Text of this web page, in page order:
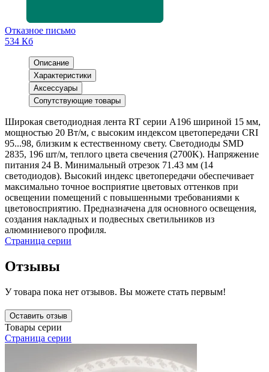
Отказное письмо
534 Кб
Описание
Характеристики
Аксессуары
Сопутствующие товары
Широкая светодиодная лента RT серии A196 шириной 15 мм,
мощностью 20 Вт/м, с высоким индексом цветопередачи CRI
95...98, близким к естественному свету. Светодиоды SMD
2835, 196 шт/м, теплого цвета свечения (2700K). Напряжение
питания 24 В. Минимальный отрезок 71.43 мм (14
светодиодов). Высокий индекс цветопередачи обеспечивает
максимально точное восприятие цветовых оттенков при
освещении помещений с повышенными требованиями к
цветовосприятию. Предназначена для основного освещения,
создания накладных и подвесных светильников из
алюминиевого профиля.
Страница серии
Отзывы
У товара пока нет отзывов. Вы можете стать первым!
Оставить отзыв
Товары серии
Страница серии